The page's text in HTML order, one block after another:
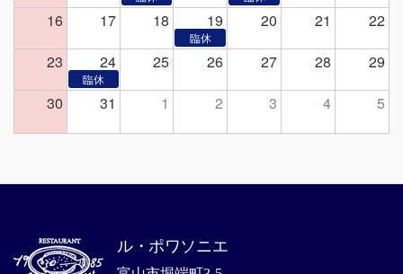
16
17 18 19 20 21
22
23
24 25 26 27 28
29
30
31 1 2 3 4 5
ル・ポワソニエ